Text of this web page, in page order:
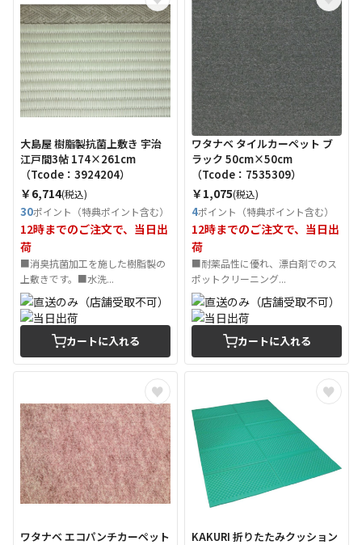
大島屋 樹脂製抗菌上敷き 宇治
江戸間3帖 174×261cm
（Tcode：3924204）
￥6,714(税込)
30ポイント（特典ポイント含む）
12時までのご注文で、当日出
荷
■消臭抗菌加工を施した樹脂製の
上敷きです。■水洗...
カートに入れる
ワタナベ タイルカーペット ブ
ラック 50cm×50cm
（Tcode：7535309）
￥1,075(税込)
4ポイント（特典ポイント含む）
12時までのご注文で、当日出
荷
■耐薬品性に優れ、漂白剤でのス
ポットクリーニング...
カートに入れる
ワタナベ エコパンチカーペット
KAKURI 折りたたみクッション